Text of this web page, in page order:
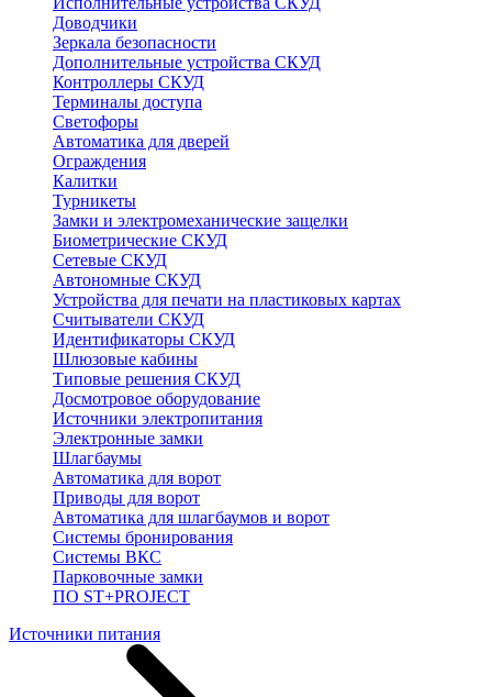
Доводчики
Зеркала безопасности
Дополнительные устройства СКУД
Контроллеры СКУД
Терминалы доступа
Светофоры
Автоматика для дверей
Ограждения
Калитки
Турникеты
Замки и электромеханические защелки
Биометрические СКУД
Сетевые СКУД
Автономные СКУД
Устройства для печати на пластиковых картах
Считыватели СКУД
Идентификаторы СКУД
Шлюзовые кабины
Типовые решения СКУД
Досмотровое оборудование
Источники электропитания
Электронные замки
Шлагбаумы
Автоматика для ворот
Приводы для ворот
Автоматика для шлагбаумов и ворот
Системы бронирования
Системы ВКС
Парковочные замки
ПО ST+PROJECT
Источники питания